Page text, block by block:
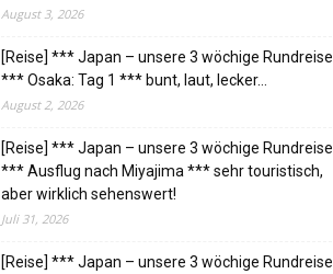
August 3, 2026
[Reise] *** Japan – unsere 3 wöchige Rundreise
*** Osaka: Tag 1 *** bunt, laut, lecker…
August 2, 2026
[Reise] *** Japan – unsere 3 wöchige Rundreise
*** Ausflug nach Miyajima *** sehr touristisch,
aber wirklich sehenswert!
Juli 31, 2026
[Reise] *** Japan – unsere 3 wöchige Rundreise